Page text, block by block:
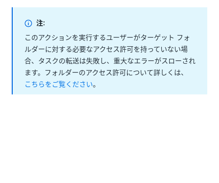
注:
このアクションを実行するユーザーがターゲット フォ
ルダーに対する必要なアクセス許可を持っていない場
合、タスクの転送は失敗し、重大なエラーがスローされ
ます。フォルダーのアクセス許可について詳しくは、
こちらをご覧ください。